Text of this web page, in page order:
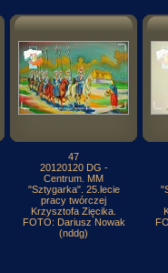
47
20120120 DG -
Centrum. MM
"Sztygarka". 25.lecie
pracy twórczej
Krzysztofa Zięcika.
FOTO: Dariusz Nowak
(nddg)